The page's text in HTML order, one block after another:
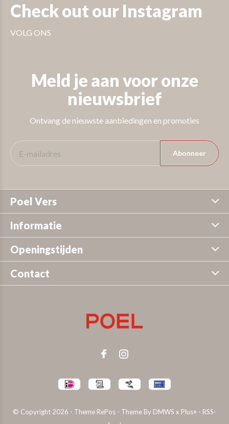
Check out our Instagram
VOLG ONS
Meld je aan voor onze
nieuwsbrief
Ontvang de nieuwste aanbiedingen en promoties
Abonneer
Poel Vers
Informatie
Openingstijden
Contact
© Copyright 2026 - Theme RePos - Theme By DMWS x Plus+ - RSS-